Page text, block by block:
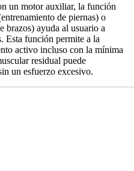
un motor auxiliar, la función
de piernas) o
brazos) ayuda al usuario a
Esta función permite a la
activo incluso con la mínima
residual puede
un esfuerzo excesivo.